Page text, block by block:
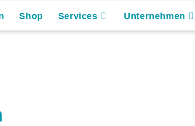
Shop Services Unternehmen